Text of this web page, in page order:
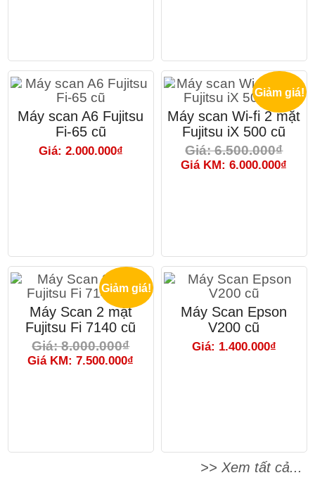
Máy scan A6 Fujitsu
Fi-65 cũ
Giá: 2.000.000₫
Giảm giá!
Máy scan Wi-fi 2 mặt
Fujitsu iX 500 cũ
Giá: 6.500.000₫
Giá KM: 6.000.000₫
Giảm giá!
Máy Scan 2 mặt
Fujitsu Fi 7140 cũ
Giá: 8.000.000₫
Giá KM: 7.500.000₫
Máy Scan Epson
V200 cũ
Giá: 1.400.000₫
>> Xem tất cả...